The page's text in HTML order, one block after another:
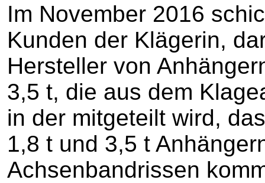
Im November 2016
Kunden der Klägerin,
Hersteller von
3,5 t, die aus dem
in der mitgeteilt wird,
1,8 t und 3,5 t
Achsenbandrissen